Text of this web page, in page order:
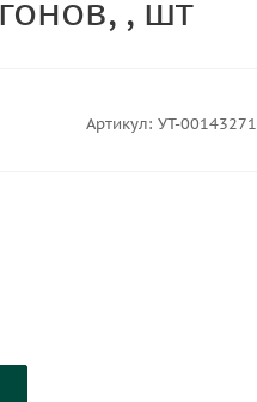
, шт
Артикул: УТ-00143271